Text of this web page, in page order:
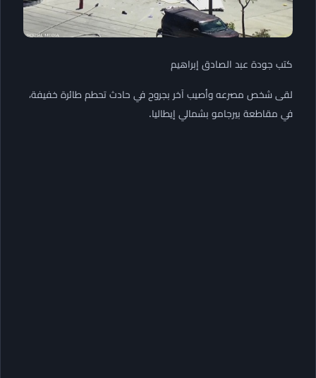
كتب جودة عبد الصادق إبراهيم
لقى شخص مصرعه وأصيب آخر بجروح في حادث تحطم طائرة خفيفة،
في مقاطعة بيرجامو بشمالي إيطاليا.